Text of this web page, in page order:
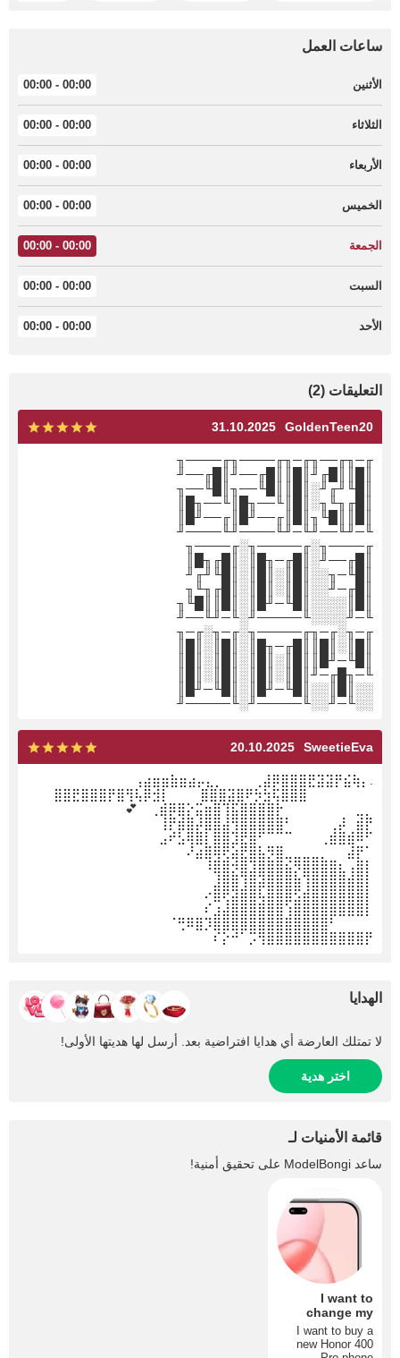
ساعات العمل
الأثنين 00:00 - 00:00
الثلاثاء 00:00 - 00:00
الأربعاء 00:00 - 00:00
الخميس 00:00 - 00:00
الجمعة 00:00 - 00:00
السبت 00:00 - 00:00
الأحد 00:00 - 00:00
التعليقات (2)
GoldenTeen20
31.10.2025
╓─╖╓──╖╓─╖╓────╖╓────╖
║█║║█╓╜║█║║█╓──╜║█╓──╜
║█╙╜╓╜░║█║║█╙──╖║█╙──╖
║█╓╖╙╖░║█║╙──╖█║╙──╖█║
║█║║█╙╖║█║╓──╜█║╓──╜█║
╙─╜╙──╜╙─╜╙────╜╙────╜
╓────╖░╓─────╖░╓────╖
║█╓──╜░║█╓─╖█║░║█╓╖█║
║█╙─╖░░║█║░║█║░║█╙╜╓╜
║█╓─╜░░║█║░║█║░║█╓╖╙╖
║█║░░░░║█╙─╜█║░║█║║█╙╖
╙─╜░░░░╙─────╜░╙─╜╙──╜
╓─╖░╓─╖╓─────╖░╓─╖░╓─╖
║█║░║█║║█╓─╖█║░║█║░║█║
║█╙─╜█║║█║░║█║░║█║░║█║
╙─╖█╓─╜║█║░║█║░║█║░║█║
░░║█║░░║█╙─╜█║░║█╙─╜█║
░░╙─╜░░╙─────╜░╙─────╜
SweetieEva
20.10.2025
.⢠⣴⣶⣶⣷⣶⣴⡤⣄⡀ ⠀⠀⠀⢀⣼⡿⣿⣿⣿⣟⣽⣽⡟⣮⢷⡄
⠀⠀⠀⣿⣿⣟⣿⣿⣿⡟⣿⢻⢧⡿⣺⡇ ⠀⠀⠀⣿⣿⣿⣽⣿⠟⡳⣳⢯⣿⣿⣿⠀⠀⠀⠀⠀⠀ ⠀
💕 ⠀⢀⣾⡿⣿⡕⣭⣶⣿⢹⣯⣿⣿⣿⣿⡗⠀⠀⠀⠀⠀⠀⠀⠀⣀⡀
⠀⢸⡟⣾⣿⡼⣿⣿⣼⢻⣿⣿⣿⣿⣿⠃⠀⠀⠀⠀⢀⡼⠀⣾⡟
⣠⠞⣣⢿⣿⡇⣿⣿⣹⣟⣿⠋⠉⠉⠉⠀⠀⠀⢀⣾⣿⣾⠿⠋
⠜⣴⣿⢿⢟⣵⣟⣿⣧⡻⣿⣀⣀⣀⣀⡀⠀⠀⣼⡟⠁
⠀⠸⣿⣿⡺⣿⣹⣿⣿⣿⣮⡻⣿⣿⣿⣿⣆⢠⣿⡇
⠀⠀⣸⣿⣿⢹⣿⣽⣿⣿⣿⣷⢹⣿⣿⣿⣿⣾⣿⡇
⠀⠔⣿⢟⣽⣿⣿⢧⣿⣿⣿⣫⣾⣿⣿⣿⣿⣿⣿⡇
⠀⠎⣰⣼⣿⣿⣿⣿⣿⣿⢱⣿⣿⣿⣿⣿⣿⣿⣿⡇
⠀⠈⢛⠿⣿⡹⣿⣿⣿⣿⣿⣿⣿⣿⣿⣿⣿⣿⣿⠃⠀⠀⠀⠀
⠀⠎⡕⠚⠁⡩⢻⣿⣿⣿⣿⣿⣿⣿⣿⣿⣿⣿⡟
الهدايا
لا تمتلك العارضة أي هدايا افتراضية بعد. أرسل لها هديتها الأولى!
اختر هدية
قائمة الأمنيات لـ
ساعد ModelBongi على تحقيق أمنية!
I want to
change my
phone
I want to buy a
new Honor 400